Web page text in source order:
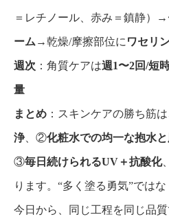
＝レチノール、赤み＝鎮静）→
ーム →乾燥/摩擦部位に ワセリ
週次 ：角質ケアは週1〜2回/短
量
まとめ ：スキンケアの勝ち筋
浄、②化粧水での均一な抱水
③毎日続けられるUV＋抗酸化
ります。“多く塗る勇気”ではな
今日から、同じ工程を同じ品